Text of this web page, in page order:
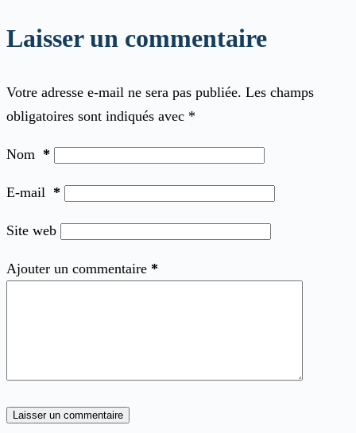
Laisser un commentaire
Votre adresse e-mail ne sera pas publiée. Les champs
obligatoires sont indiqués avec *
Nom *
E-mail *
Site web
Ajouter un commentaire *
Laisser un commentaire